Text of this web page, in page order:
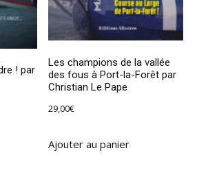
! par
Les champions de la vallée
des fous à Port-la-Forêt par
Christian Le Pape
29,00€
Ajouter au panier